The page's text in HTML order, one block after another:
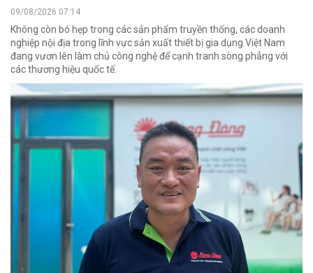
09/08/2026 07:14
Không còn bó hẹp trong các sản phẩm truyền thống, các doanh
nghiệp nội địa trong lĩnh vực sản xuất thiết bị gia dụng Việt Nam
đang vươn lên làm chủ công nghệ để cạnh tranh sòng phẳng với
các thương hiệu quốc tế.